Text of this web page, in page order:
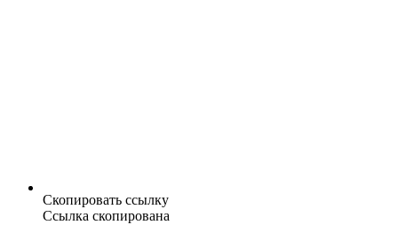
Скопировать ссылку
Ссылка скопирована